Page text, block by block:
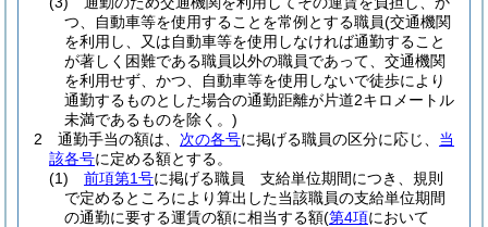
つ、自動車等を使用することを常例とする職員(交通機関
を利用し、又は自動車等を使用しなければ通勤すること
が著しく困難である職員以外の職員であって、交通機関
を利用せず、かつ、自動車等を使用しないで徒歩により
通勤するものとした場合の通勤距離が片道2キロメートル
未満であるものを除く。)
2
通勤手当の額は、 次の各号に掲げる職員の区分に応じ、 当
該各号に定める額とする。
(1)
前項第1号に掲げる職員 支給単位期間につき、規則
で定めるところにより算出した当該職員の支給単位期間
の通勤に要する運賃の額に相当する額(第4項において